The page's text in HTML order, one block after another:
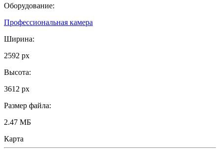
Оборудование:
Профессиональная камера
Ширина:
2592 px
Высота:
3612 px
Размер файла:
2.47 МБ
Карта